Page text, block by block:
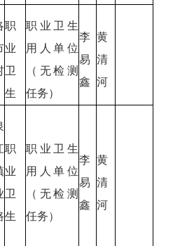
职
业
卫
生
职业卫生
用人单位
（无检测
任务）
李
易
鑫
黄
清
河
职
业
卫
生
职业卫生
用人单位
（无检测
任务）
李
易
鑫
黄
清
河